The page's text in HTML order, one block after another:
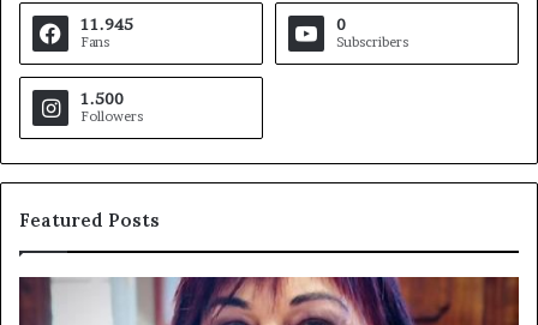
11.945
Fans
0
Subscribers
1.500
Followers
Featured Posts
Pezzopane
(PD):